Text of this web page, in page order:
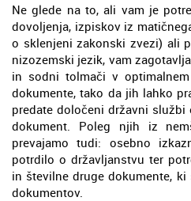
Ne glede na to, ali vam je
dovoljenja, izpiskov iz
o sklenjeni zakonski zvezi) ali
nizozemski jezik, vam
in sodni tolmači v
dokumente, tako da jih lahko
predate določeni državni
dokument. Poleg njih iz
prevajamo tudi: osebno
potrdilo o državljanstvu ter
in številne druge dokumente,
dokumentov.